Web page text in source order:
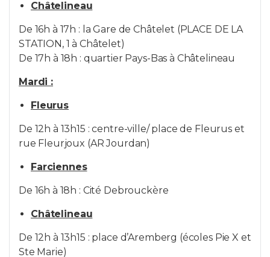
Châtelineau
De 16h à 17h : la Gare de Châtelet (PLACE DE LA
STATION, 1 à Châtelet)
De 17h à 18h : quartier Pays-Bas à Châtelineau
Mardi :
Fleurus
De 12h à 13h15 : centre-ville/ place de Fleurus et
rue Fleurjoux (AR Jourdan)
Farciennes
De 16h à 18h : Cité Debrouckère
Châtelineau
De 12h à 13h15 : place d’Aremberg (écoles Pie X et
Ste Marie)
Châtelineau
Chatelineau.visajeunes@humani.be
Châtelet / Maison de la Cohésion
Facebook